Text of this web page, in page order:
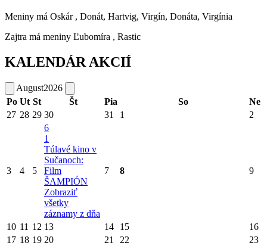
Meniny má Oskár , Donát, Hartvig, Virgín, Donáta, Virgínia
Zajtra má meniny Ľubomíra , Rastic
KALENDÁR AKCIÍ
August2026
Po Ut St Št Pia So
Ne
27 28 29 30 31 1 2
3 4 5
6
1
Túlavé kino v
Sučanoch:
Film
ŠAMPIÓN
Zobraziť
všetky
záznamy z dňa
7 8 9
10 11 12 13 14 15
16
17 18 19 20 21 22 23